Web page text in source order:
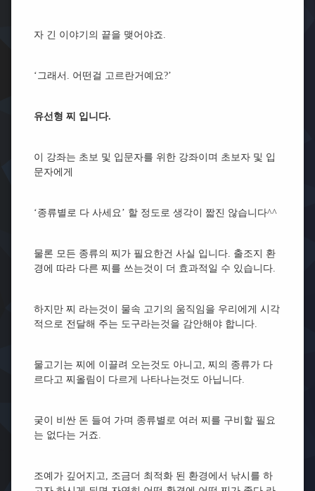
자 긴 이야기의 끝을 맺어야죠.
‘그래서. 어떤걸 고르란거예요?’
유선형 찌 입니다.
이 강좌는 초보 및 입문자를 위한 강좌이며 초보자 및 입
문자에게
‘종류별로 다 사세요’ 할 정도로 생각이 짧진 않습니다^^
물론 모든 종류의 찌가 필요한건 사실 입니다. 출조지 환
경에 따라 다른 찌를 쓰는것이 더 효과적일 수 있습니다.
하지만 찌 라는것이 물속 고기의 움직임을 우리에게 시각
적으로 전달해 주는 도구라는것을 감안해야 합니다.
물고기는 찌에 이끌려 오는것도 아니고, 찌의 종류가 다
르다고 찌올림이 다르게 나타나는것도 아닙니다.
궂이 비싼 돈 들여 가며 종류별로 여러 찌를 구비할 필요
는 없다는 거죠.
조예가 깊어지고, 조금더 최적화 된 환경에서 낚시를 하